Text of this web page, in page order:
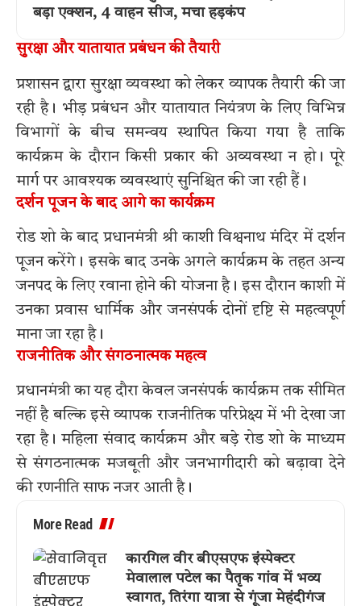
बड़ा एक्शन, 4 वाहन सीज, मचा हड़कंप
सुरक्षा और यातायात प्रबंधन की तैयारी
प्रशासन द्वारा सुरक्षा व्यवस्था को लेकर व्यापक तैयारी की जा
रही है। भीड़ प्रबंधन और यातायात नियंत्रण के लिए विभिन्न
विभागों के बीच समन्वय स्थापित किया गया है ताकि
कार्यक्रम के दौरान किसी प्रकार की अव्यवस्था न हो। पूरे
मार्ग पर आवश्यक व्यवस्थाएं सुनिश्चित की जा रही हैं।
दर्शन पूजन के बाद आगे का कार्यक्रम
रोड शो के बाद प्रधानमंत्री श्री काशी विश्वनाथ मंदिर में दर्शन
पूजन करेंगे। इसके बाद उनके अगले कार्यक्रम के तहत अन्य
जनपद के लिए रवाना होने की योजना है। इस दौरान काशी में
उनका प्रवास धार्मिक और जनसंपर्क दोनों दृष्टि से महत्वपूर्ण
माना जा रहा है।
राजनीतिक और संगठनात्मक महत्व
प्रधानमंत्री का यह दौरा केवल जनसंपर्क कार्यक्रम तक सीमित
नहीं है बल्कि इसे व्यापक राजनीतिक परिप्रेक्ष्य में भी देखा जा
रहा है। महिला संवाद कार्यक्रम और बड़े रोड शो के माध्यम
से संगठनात्मक मजबूती और जनभागीदारी को बढ़ावा देने
की रणनीति साफ नजर आती है।
More Read
कारगिल वीर बीएसएफ इंस्पेक्टर
मेवालाल पटेल का पैतृक गांव में भव्य
स्वागत, तिरंगा यात्रा से गूंजा मेहंदीगंज